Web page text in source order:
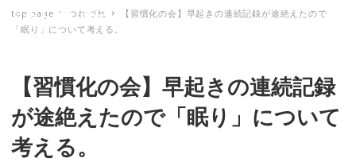
ミナトノキズナ
top page つれづれ
【習慣化の会】早起きの連続記録が途絶えたので
「眠り」について考える。
【習慣化の会】早起きの連続記録
が途絶えたので「眠り」について
考える。